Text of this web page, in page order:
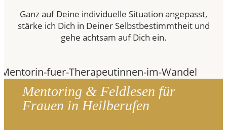
Ganz auf Deine individuelle Situation angepasst,
stärke ich Dich in Deiner Selbstbestimmtheit und
gehe achtsam auf Dich ein.
Mentoring & Feldlesen für
Frauen in Heilberufen